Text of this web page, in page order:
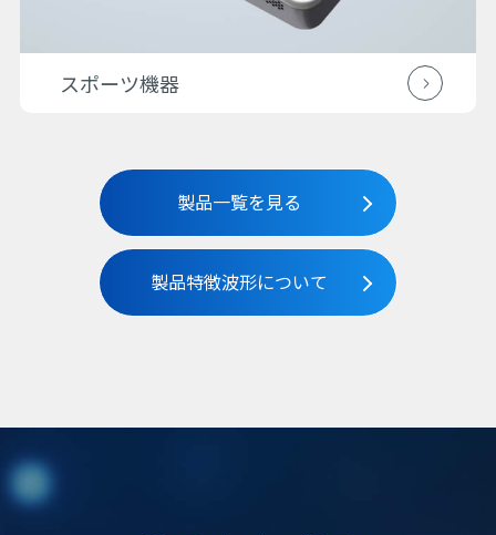
スポーツ機器
製品一覧を見る
製品特徴波形について